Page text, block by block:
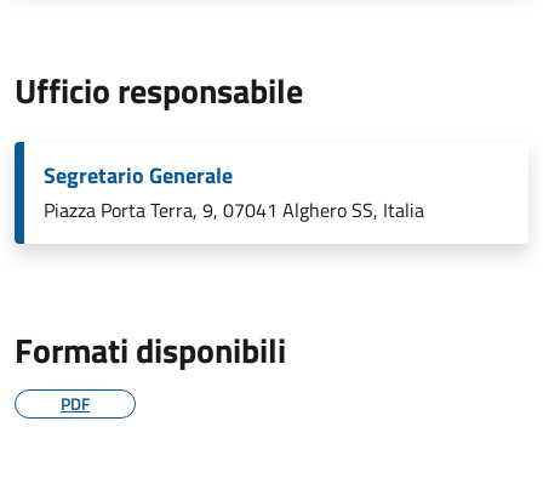
Ufficio responsabile
Segretario Generale
Piazza Porta Terra, 9, 07041 Alghero SS, Italia
Formati disponibili
PDF